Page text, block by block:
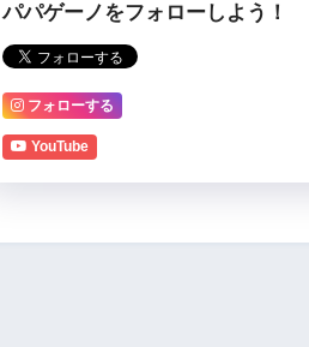
パパゲーノをフォローしよう！
フォローする
YouTube